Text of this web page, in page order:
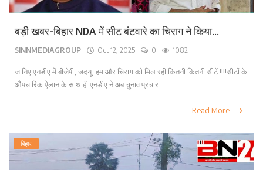
बड़ी खबर-बिहार NDA में सीट बंटवारे का चिराग ने किया...
SINNMEDIAGROUP Oct 12, 2025 0 1082
जानिए एनडीए में बीजेपी, जदयू, हम और चिराग को मिल रही कितनी कितनी सीटें !!!!सीटों के
औपचारिक ऐलान के साथ ही एनडीए ने अब चुनाव प्रचार...
Read More
बिहार